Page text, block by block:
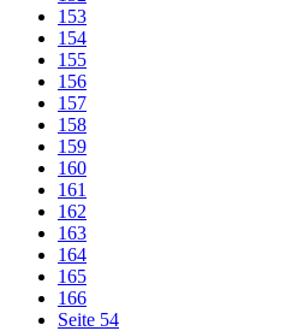
153
154
155
156
157
158
159
160
161
162
163
164
165
166
Seite 54